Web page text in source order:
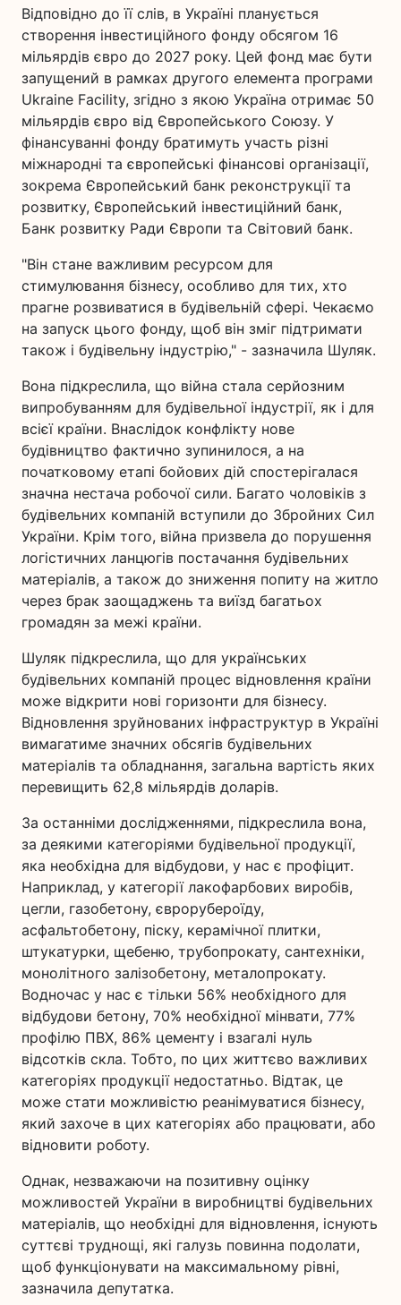
Відповідно до її слів, в Україні планується
створення інвестиційного фонду обсягом 16
мільярдів євро до 2027 року. Цей фонд має бути
запущений в рамках другого елемента програми
Ukraine Facility, згідно з якою Україна отримає 50
мільярдів євро від Європейського Союзу. У
фінансуванні фонду братимуть участь різні
міжнародні та європейські фінансові організації,
зокрема Європейський банк реконструкції та
розвитку, Європейський інвестиційний банк,
Банк розвитку Ради Європи та Світовий банк.
"Він стане важливим ресурсом для
стимулювання бізнесу, особливо для тих, хто
прагне розвиватися в будівельній сфері. Чекаємо
на запуск цього фонду, щоб він зміг підтримати
також і будівельну індустрію," - зазначила Шуляк.
Вона підкреслила, що війна стала серйозним
випробуванням для будівельної індустрії, як і для
всієї країни. Внаслідок конфлікту нове
будівництво фактично зупинилося, а на
початковому етапі бойових дій спостерігалася
значна нестача робочої сили. Багато чоловіків з
будівельних компаній вступили до Збройних Сил
України. Крім того, війна призвела до порушення
логістичних ланцюгів постачання будівельних
матеріалів, а також до зниження попиту на житло
через брак заощаджень та виїзд багатьох
громадян за межі країни.
Шуляк підкреслила, що для українських
будівельних компаній процес відновлення країни
може відкрити нові горизонти для бізнесу.
Відновлення зруйнованих інфраструктур в Україні
вимагатиме значних обсягів будівельних
матеріалів та обладнання, загальна вартість яких
перевищить 62,8 мільярдів доларів.
За останніми дослідженнями, підкреслила вона,
за деякими категоріями будівельної продукції,
яка необхідна для відбудови, у нас є профіцит.
Наприклад, у категорії лакофарбових виробів,
цегли, газобетону, єврорубероїду,
асфальтобетону, піску, керамічної плитки,
штукатурки, щебеню, трубопрокату, сантехніки,
монолітного залізобетону, металопрокату.
Водночас у нас є тільки 56% необхідного для
відбудови бетону, 70% необхідної мінвати, 77%
профілю ПВХ, 86% цементу і взагалі нуль
відсотків скла. Тобто, по цих життєво важливих
категоріях продукції недостатньо. Відтак, це
може стати можливістю реанімуватися бізнесу,
який захоче в цих категоріях або працювати, або
відновити роботу.
Однак, незважаючи на позитивну оцінку
можливостей України в виробництві будівельних
матеріалів, що необхідні для відновлення, існують
суттєві труднощі, які галузь повинна подолати,
щоб функціонувати на максимальному рівні,
зазначила депутатка.